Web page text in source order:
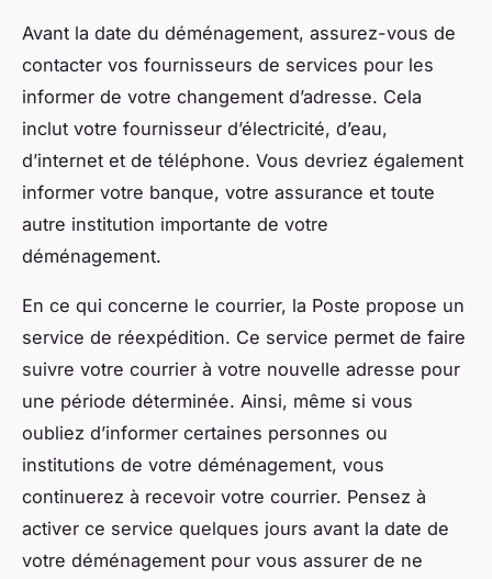
Avant la date du déménagement, assurez-vous de
contacter vos fournisseurs de services pour les
informer de votre changement d’adresse. Cela
inclut votre fournisseur d’électricité, d’eau,
d’internet et de téléphone. Vous devriez également
informer votre banque, votre assurance et toute
autre institution importante de votre
déménagement.
En ce qui concerne le courrier, la Poste propose un
service de réexpédition. Ce service permet de faire
suivre votre courrier à votre nouvelle adresse pour
une période déterminée. Ainsi, même si vous
oubliez d’informer certaines personnes ou
institutions de votre déménagement, vous
continuerez à recevoir votre courrier. Pensez à
activer ce service quelques jours avant la date de
votre déménagement pour vous assurer de ne